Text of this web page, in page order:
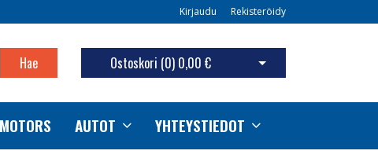
Kirjaudu Rekisteröidy
Hae Ostoskori (0) 0,00 € Avaa ostoskori
AUTOT YHTEYSTIEDOT